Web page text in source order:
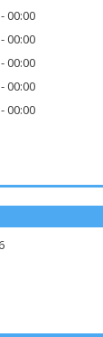
00:00
00:00
00:00
00:00
00:00